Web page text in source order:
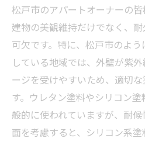
松戸市のアパートオーナーの
建物の美観維持だけでなく、
可欠です。特に、松戸市のよ
している地域では、外壁が紫
ージを受けやすいため、適切
す。ウレタン塗料やシリコン
般的に使われていますが、耐
面を考慮すると、シリコン系